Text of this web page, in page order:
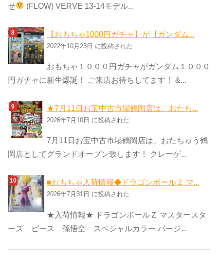
せ
(FLOW) VERVE 13-14モデル...
【おもちゃ1000円ガチャ】が【ガンダム...
2022年10月23日 に投稿された
おもちゃ１０００円ガチャがガンダム１０００
円ガチャに新生爆誕！ ご来店お待ちしてます！ &...
★7月11日お宝中古市場鶴岡店は、おたち...
2026年7月10日 に投稿された
7月11日お宝中古市場鶴岡店は、おたちゅう鶴
岡店としてグランドオープン致します！ クレーゲ...
■おもちゃ入荷情報◆ドラゴンボールＺ マ...
2026年7月31日 に投稿された
★入荷情報★ ドラゴンボールＺ マスタースタ
ーズ ピース 孫悟空 スペシャルカラー バージ...